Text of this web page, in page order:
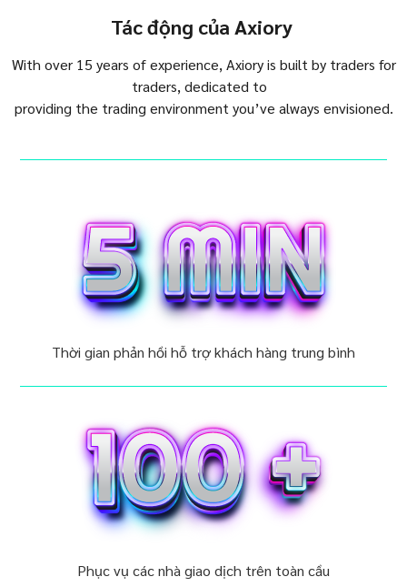
Tác động của Axiory
With over 15 years of experience, Axiory is built by traders for
traders, dedicated to
providing the trading environment you’ve always envisioned.
Thời gian phản hồi hỗ trợ khách hàng trung bình
Phục vụ các nhà giao dịch trên toàn cầu